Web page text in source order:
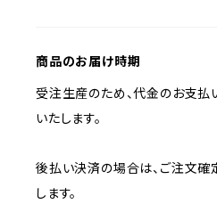
商品のお届け時期
受注生産のため、代金のお支払
いたします。
後払い決済の場合は、ご注文確
します。